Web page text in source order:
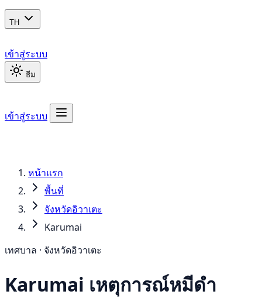
TH
เข้าสู่ระบบ
ธีม
เข้าสู่ระบบ
หน้าแรก
พื้นที่
จังหวัดอิวาเตะ
Karumai
เทศบาล · จังหวัดอิวาเตะ
Karumai เหตุการณ์หมีดำ